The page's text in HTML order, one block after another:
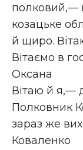
полковий,—
козацьке
й щиро.
Вітаємо в
Оксана
Вітаю й я,—
Полковник
зараз же
Коваленко